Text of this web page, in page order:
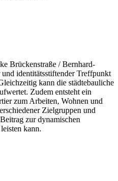
Brückenstraße / Bernhard-
identitätsstiftender Treffpunkt
kann die städtebauliche
Zudem entsteht ein
zum Arbeiten, Wohnen und
Zielgruppen und
zur dynamischen
kann.